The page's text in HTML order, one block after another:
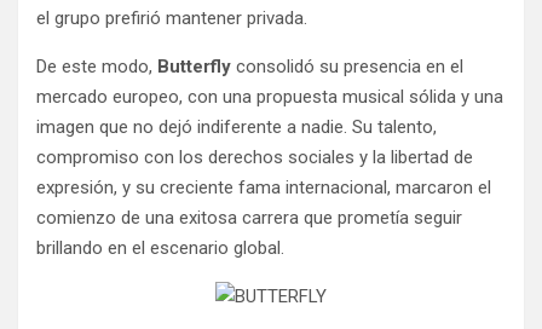
el grupo prefirió mantener privada.
De este modo, Butterfly consolidó su presencia en el
mercado europeo, con una propuesta musical sólida y una
imagen que no dejó indiferente a nadie. Su talento,
compromiso con los derechos sociales y la libertad de
expresión, y su creciente fama internacional, marcaron el
comienzo de una exitosa carrera que prometía seguir
brillando en el escenario global.